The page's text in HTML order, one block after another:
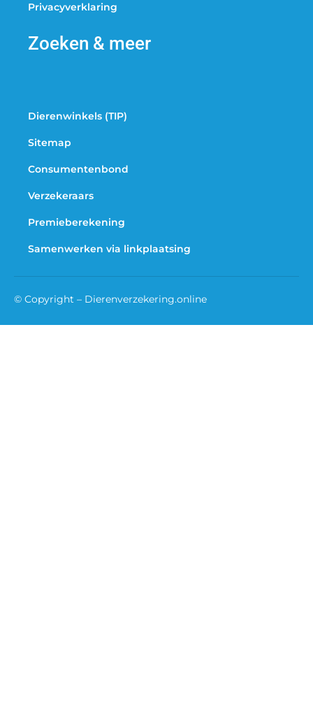
Privacyverklaring
Zoeken & meer
Dierenwinkels (TIP)
Sitemap
Consumentenbond
Verzekeraars
Premieberekening
Samenwerken via linkplaatsing
© Copyright – Dierenverzekering.online